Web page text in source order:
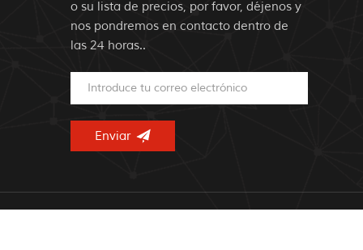
o su lista de precios, por favor, déjenos y
nos pondremos en contacto dentro de
las 24 horas..